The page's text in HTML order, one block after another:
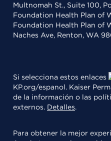
Multnomah St., Suite 100,
Foundation Health Plan of
Foundation Health Plan of
Naches Ave, Renton, WA
Si selecciona estos enlaces
KP.org/espanol. Kaiser
de la información o las
externos. Detalles.
Para obtener la mejor